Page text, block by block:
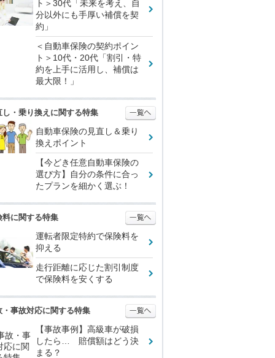
ト＞30代「未来を考え、自
分以外にも手厚い補償を契
約」
＜自動車保険の契約ポイン
ト＞10代・20代「割引・特
約を上手に活用し、補償は
最大限！」
し・乗り換えに関する特集
自動車保険の見直し＆乗り
換えポイント
【今どき任意自動車保険の
選び方】自分の条件に合っ
たプランを細かく選ぶ！
料に関する特集
運転者限定特約で保険料を
抑える
走行距離に応じた割引制度
で保険料を安くする
・事故対応に関する特集
【事故事例】高級車が破損
したら… 賠償額はどう決
まる？